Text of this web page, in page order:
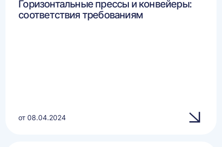
Горизонтальные прессы и конвейеры:
соответствия требованиям
от 08.04.2024